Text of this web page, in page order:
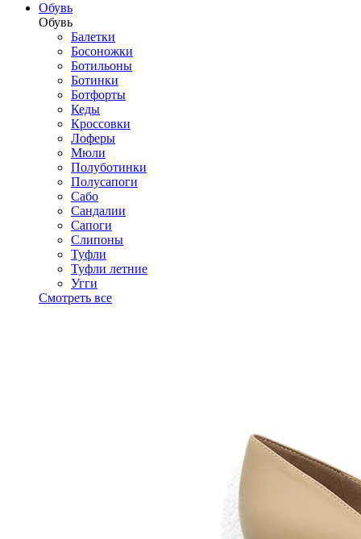
Обувь
Обувь
Балетки
Босоножки
Ботильоны
Ботинки
Ботфорты
Кеды
Кроссовки
Лоферы
Мюли
Полуботинки
Полусапоги
Сабо
Сандалии
Сапоги
Слипоны
Туфли
Туфли летние
Угги
Смотреть все